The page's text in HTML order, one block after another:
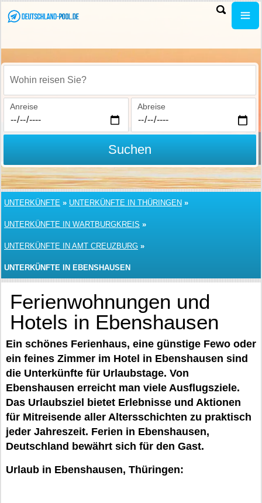
Wohin reisen Sie?
Anreise Abreise
Suchen
UNTERKÜNFTE » UNTERKÜNFTE IN THÜRINGEN »
UNTERKÜNFTE IN WARTBURGKREIS »
UNTERKÜNFTE IN AMT CREUZBURG »
UNTERKÜNFTE IN EBENSHAUSEN
Ferienwohnungen und
Hotels in Ebenshausen
Ein schönes Ferienhaus, eine günstige Fewo oder
ein feines Zimmer im Hotel in Ebenshausen sind
die Unterkünfte für Urlaubstage. Von
Ebenshausen erreicht man viele Ausflugsziele.
Das Urlaubsziel bietet Erlebnisse und Aktionen
für Mitreisende aller Altersschichten zu praktisch
jeder Jahreszeit. Ferien in Ebenshausen,
Deutschland bewährt sich für den Gast.
Urlaub in Ebenshausen, Thüringen: